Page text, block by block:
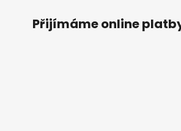
Přijímáme online